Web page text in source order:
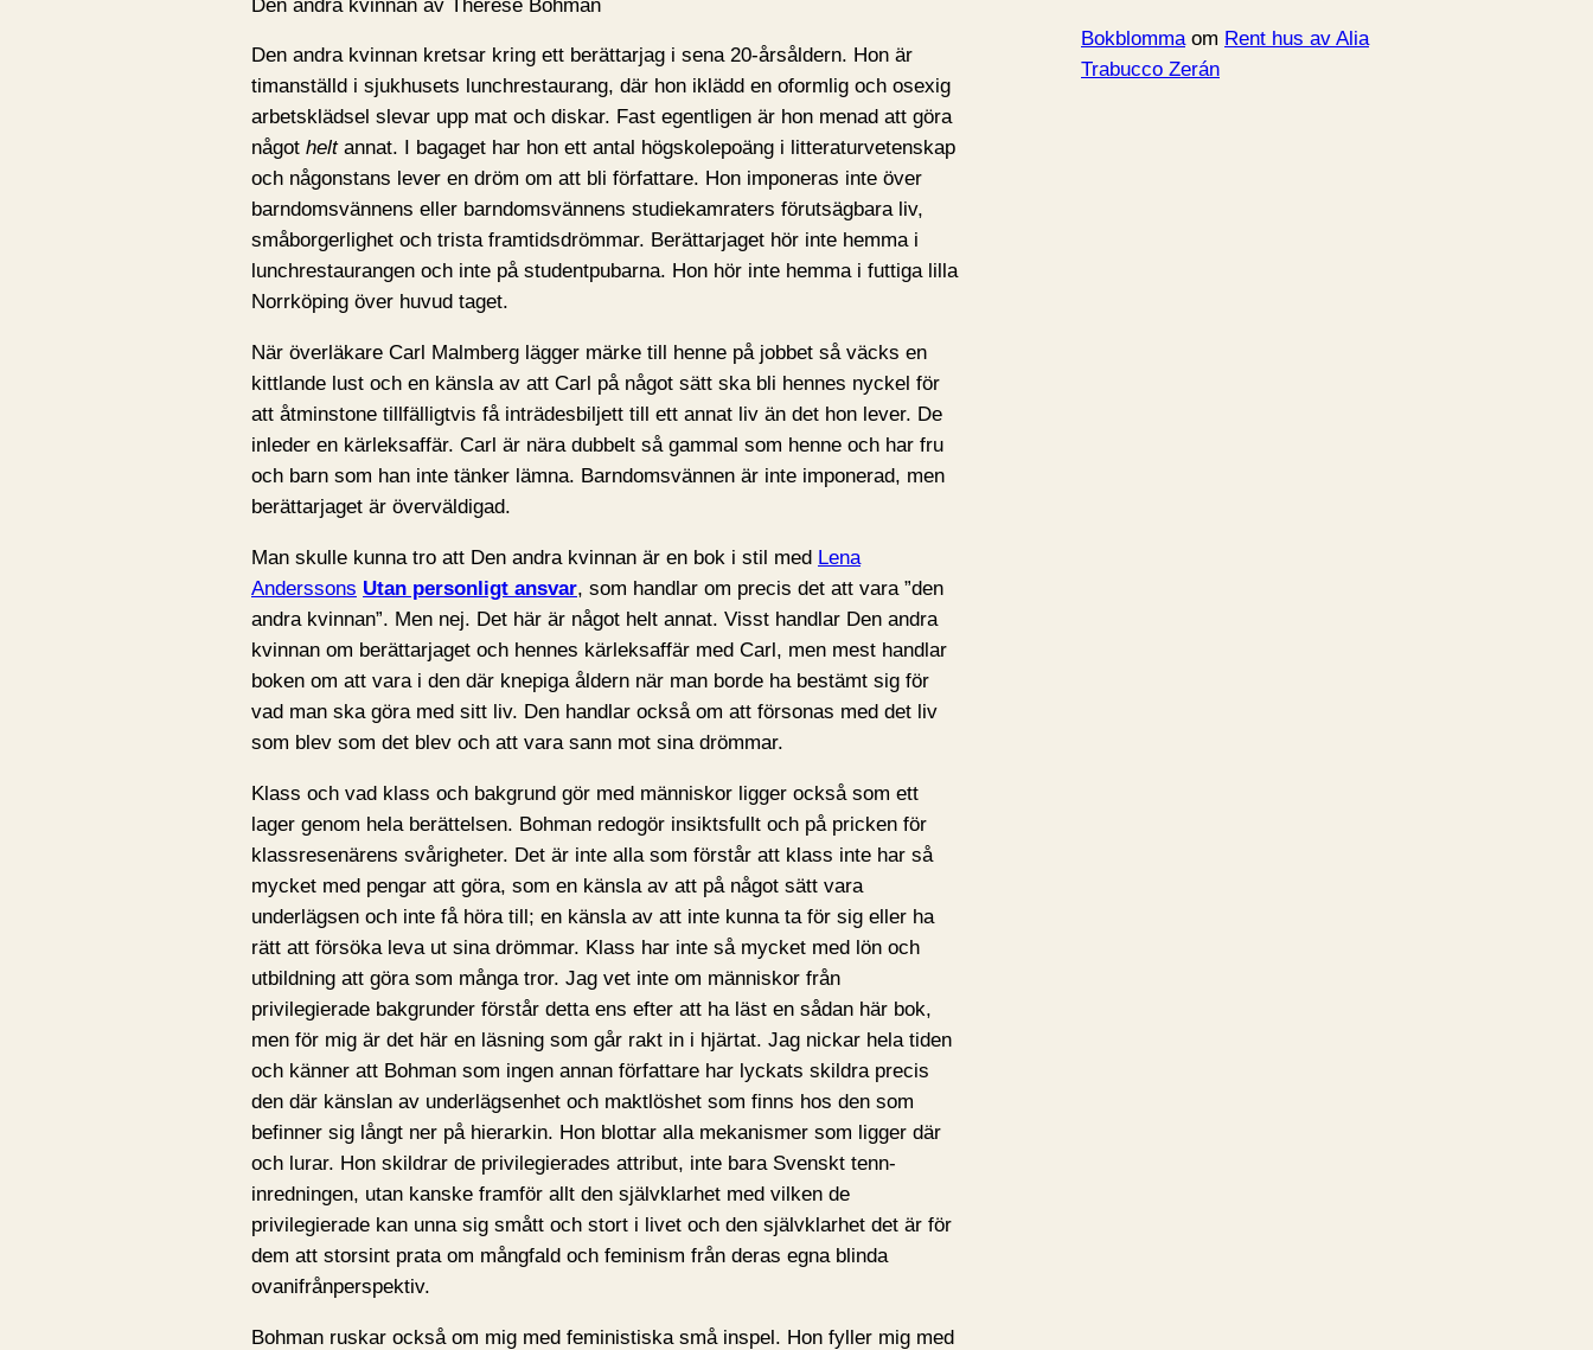
Den andra kvinnan av Therese Bohman
Den andra kvinnan kretsar kring ett berättarjag i sena 20-årsåldern. Hon är
timanställd i sjukhusets lunchrestaurang, där hon iklädd en oformlig och osexig
arbetsklädsel slevar upp mat och diskar. Fast egentligen är hon menad att göra
något heltannat. I bagaget har hon ett antal högskolepoäng i litteraturvetenskap
och någonstans lever en dröm om att bli författare. Hon imponeras inte över
barndomsvännens eller barndomsvännens studiekamraters förutsägbara liv,
småborgerlighet och trista framtidsdrömmar. Berättarjaget hör inte hemma i
lunchrestaurangen och inte på studentpubarna. Hon hör inte hemma i futtiga lilla
Norrköping över huvud taget.
När överläkare Carl Malmberg lägger märke till henne på jobbet så väcks en
kittlande lust och en känsla av att Carl på något sätt ska bli hennes nyckel för
att åtminstone tillfälligtvis få inträdesbiljett till ett annat liv än det hon lever. De
inleder en kärleksaffär. Carl är nära dubbelt så gammal som henne och har fru
och barn som han inte tänker lämna. Barndomsvännen är inte imponerad, men
berättarjaget är överväldigad.
Man skulle kunna tro att Den andra kvinnan är en bok i stil med Lena
Anderssons Utan personligt ansvar, som handlar om precis det att vara ”den
andra kvinnan”. Men nej. Det här är något helt annat. Visst handlar Den andra
kvinnan om berättarjaget och hennes kärleksaffär med Carl, men mest handlar
boken om att vara i den där knepiga åldern när man borde ha bestämt sig för
vad man ska göra med sitt liv. Den handlar också om att försonas med det liv
som blev som det blev och att vara sann mot sina drömmar.
Klass och vad klass och bakgrund gör med människor ligger också som ett
lager genom hela berättelsen. Bohman redogör insiktsfullt och på pricken för
klassresenärens svårigheter. Det är inte alla som förstår att klass inte har så
mycket med pengar att göra, som en känsla av att på något sätt vara
underlägsen och inte få höra till; en känsla av att inte kunna ta för sig eller ha
rätt att försöka leva ut sina drömmar. Klass har inte så mycket med lön och
utbildning att göra som många tror. Jag vet inte om människor från
privilegierade bakgrunder förstår detta ens efter att ha läst en sådan här bok,
men för mig är det här en läsning som går rakt in i hjärtat. Jag nickar hela tiden
och känner att Bohman som ingen annan författare har lyckats skildra precis
den där känslan av underlägsenhet och maktlöshet som finns hos den som
befinner sig långt ner på hierarkin. Hon blottar alla mekanismer som ligger där
och lurar. Hon skildrar de privilegierades attribut, inte bara Svenskt tenn-
inredningen, utan kanske framför allt den självklarhet med vilken de
privilegierade kan unna sig smått och stort i livet och den självklarhet det är för
dem att storsint prata om mångfald och feminism från deras egna blinda
ovanifrånperspektiv.
Bohman ruskar också om mig med feministiska små inspel. Hon fyller mig med
Bokblommaom Rent hus av Alia
Trabucco Zerán